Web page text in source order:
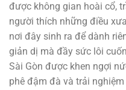
được không gian hoài cổ,
người thích những điều
nơi đây sinh ra để dành
giản dị mà đầy sức lôi
Sài Gòn được khen ngợi
phê đậm đà và trải